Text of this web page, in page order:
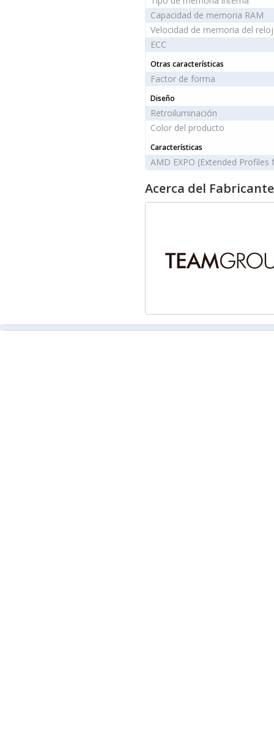
Capacidad de memoria RAM
Velocidad de memoria del reloj
ECC
Otras características
Factor de forma
Diseño
Retroiluminación
Color del producto
Características
AMD EXPO (Extended
Acerca del Fabricante